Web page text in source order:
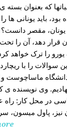
که بعنوان
بود، باید یونانی ها
مقصر دانست؟
قرار دهد، آن را
یورو را ترک خواهد
سوالات را با
ماساچوست
وی نویسنده ی
در محل کار: راه
نیز، پاول میسون،